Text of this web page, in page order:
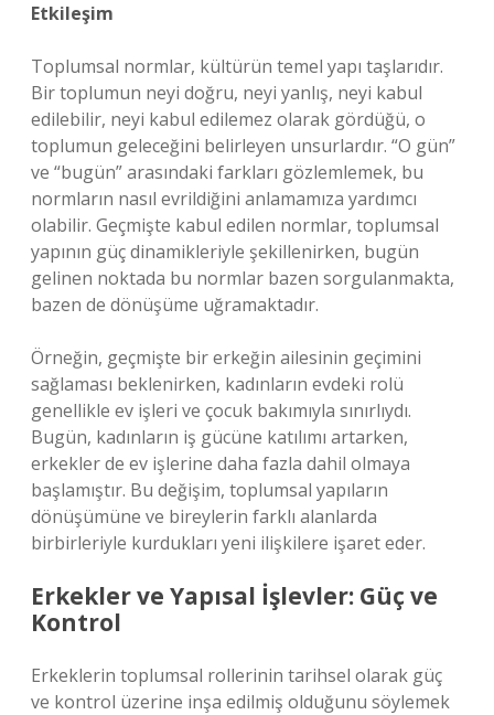
Etkileşim
Toplumsal normlar, kültürün temel yapı taşlarıdır.
Bir toplumun neyi doğru, neyi yanlış, neyi kabul
edilebilir, neyi kabul edilemez olarak gördüğü, o
toplumun geleceğini belirleyen unsurlardır. “O gün”
ve “bugün” arasındaki farkları gözlemlemek, bu
normların nasıl evrildiğini anlamamıza yardımcı
olabilir. Geçmişte kabul edilen normlar, toplumsal
yapının güç dinamikleriyle şekillenirken, bugün
gelinen noktada bu normlar bazen sorgulanmakta,
bazen de dönüşüme uğramaktadır.
Örneğin, geçmişte bir erkeğin ailesinin geçimini
sağlaması beklenirken, kadınların evdeki rolü
genellikle ev işleri ve çocuk bakımıyla sınırlıydı.
Bugün, kadınların iş gücüne katılımı artarken,
erkekler de ev işlerine daha fazla dahil olmaya
başlamıştır. Bu değişim, toplumsal yapıların
dönüşümüne ve bireylerin farklı alanlarda
birbirleriyle kurdukları yeni ilişkilere işaret eder.
Erkekler ve Yapısal İşlevler: Güç ve
Kontrol
Erkeklerin toplumsal rollerinin tarihsel olarak güç
ve kontrol üzerine inşa edilmiş olduğunu söylemek